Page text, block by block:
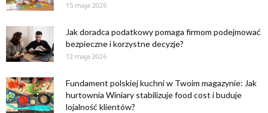
15 maja 2026
Jak doradca podatkowy pomaga firmom podejmować
bezpieczne i korzystne decyzje?
12 maja 2026
Fundament polskiej kuchni w Twoim magazynie: Jak
hurtownia Winiary stabilizuje food cost i buduje
lojalność klientów?